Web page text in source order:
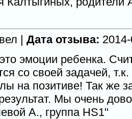
|Дата отзыва:2014-
эмоции ребенка.
со своей задачей,
на позитиве! Так же
Мы очень
А., группа HS1"